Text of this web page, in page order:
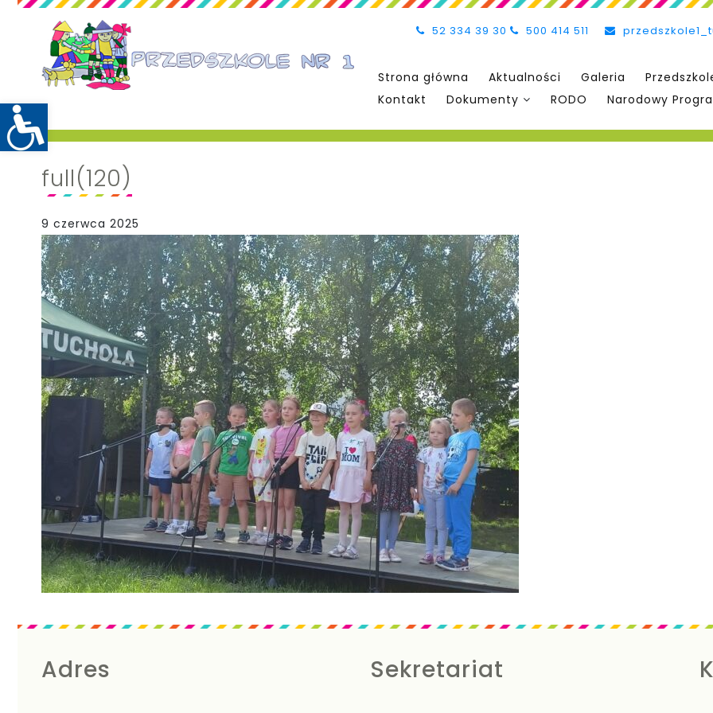
52 334 39 30 500 414 511
Strona główna Aktualności Galeria
Kontakt
Dokumenty RODO Narodowy
full(120)
9 czerwca 2025
Adres Sekretariat